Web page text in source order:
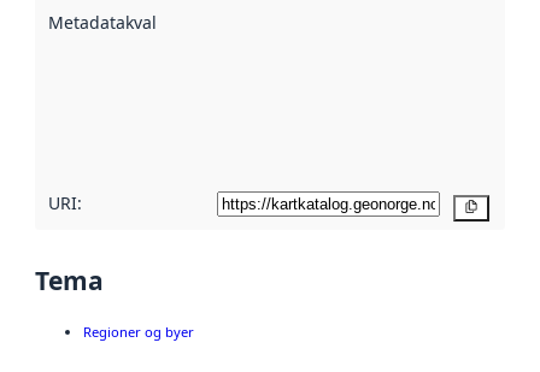
Metadatakvalitet
URI:
Tema
Regioner og byer